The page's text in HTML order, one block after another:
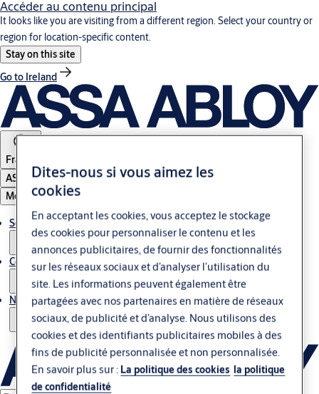
Accéder au contenu principal
It looks like you are visiting from a different region. Select your country or
region for location-specific content.
Stay on this site
Go to Ireland
France
ASSA ABLOY Group
Menu
Solutions
Contrôle d'accès & Glass
Nous contacter
Dites-nous si vous aimez les
cookies
En acceptant les cookies, vous acceptez le stockage
des cookies pour personnaliser le contenu et les
annonces publicitaires, de fournir des fonctionnalités
sur les réseaux sociaux et d’analyser l’utilisation du
site. Les informations peuvent également être
partagées avec nos partenaires en matière de réseaux
sociaux, de publicité et d’analyse. Nous utilisons des
cookies et des identifiants publicitaires mobiles à des
fins de publicité personnalisée et non personnalisée.
En savoir plus sur : La politique des cookies la politique
de confidentialité